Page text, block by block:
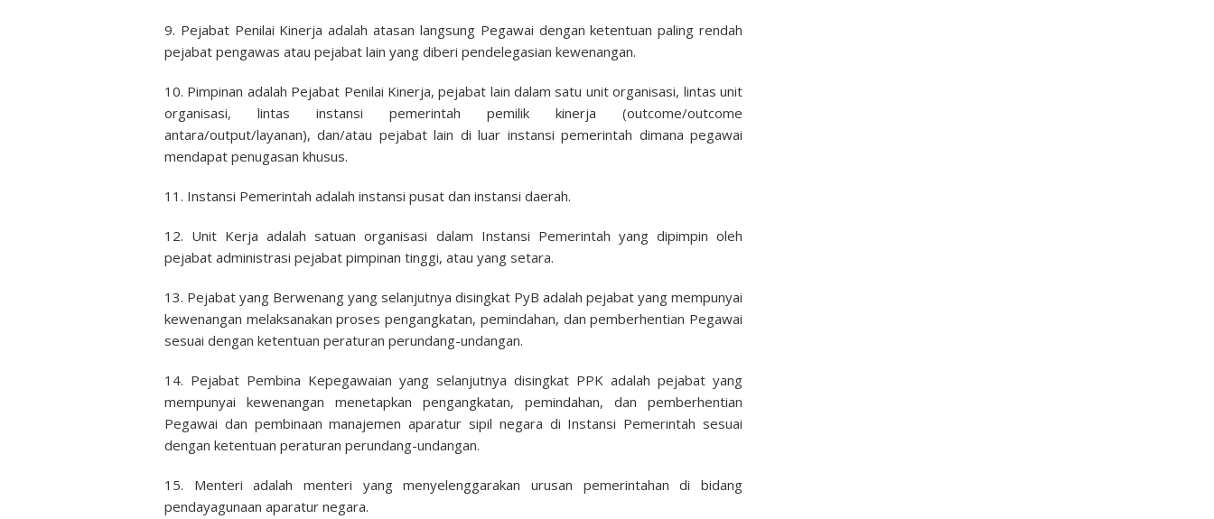
9. Pejabat Penilai Kinerja adalah atasan langsung Pegawai dengan ketentuan paling rendah
pejabat pengawas atau pejabat lain yang diberi pendelegasian kewenangan.
10. Pimpinan adalah Pejabat Penilai Kinerja, pejabat lain dalam satu unit organisasi, lintas unit
organisasi, lintas instansi pemerintah pemilik kinerja (outcome/outcome
antara/output/layanan), dan/atau pejabat lain di luar instansi pemerintah dimana pegawai
mendapat penugasan khusus.
11. Instansi Pemerintah adalah instansi pusat dan instansi daerah.
12. Unit Kerja adalah satuan organisasi dalam Instansi Pemerintah yang dipimpin oleh
pejabat administrasi pejabat pimpinan tinggi, atau yang setara.
13. Pejabat yang Berwenang yang selanjutnya disingkat PyB adalah pejabat yang mempunyai
kewenangan melaksanakan proses pengangkatan, pemindahan, dan pemberhentian Pegawai
sesuai dengan ketentuan peraturan perundang-undangan.
14. Pejabat Pembina Kepegawaian yang selanjutnya disingkat PPK adalah pejabat yang
mempunyai kewenangan menetapkan pengangkatan, pemindahan, dan pemberhentian
Pegawai dan pembinaan manajemen aparatur sipil negara di Instansi Pemerintah sesuai
dengan ketentuan peraturan perundang-undangan.
15. Menteri adalah menteri yang menyelenggarakan urusan pemerintahan di bidang
pendayagunaan aparatur negara.